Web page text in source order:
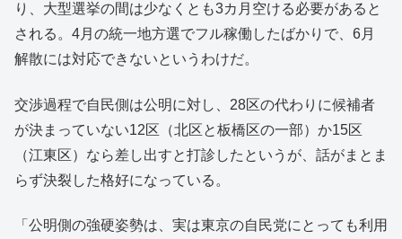
り、大型選挙の間は少なくとも3カ月空ける必要があると
される。4月の統一地方選でフル稼働したばかりで、6月
解散には対応できないというわけだ。
交渉過程で自民側は公明に対し、28区の代わりに候補者
が決まっていない12区（北区と板橋区の一部）か15区
（江東区）なら差し出すと打診したというが、話がまとま
らず決裂した格好になっている。
「公明側の強硬姿勢は、実は東京の自民党にとっても利用